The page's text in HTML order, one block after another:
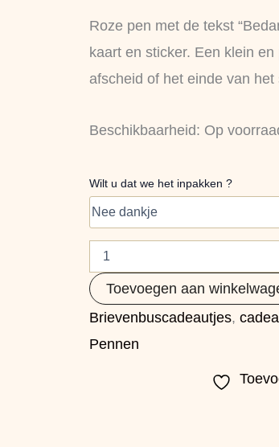
Roze pen met de tekst
kaart en sticker. Een klein
afscheid of het einde van het
Beschikbaarheid: Op
Wilt u dat we het inpakken ?
Toevoegen aan
Brievenbuscadeautjes,
Pennen